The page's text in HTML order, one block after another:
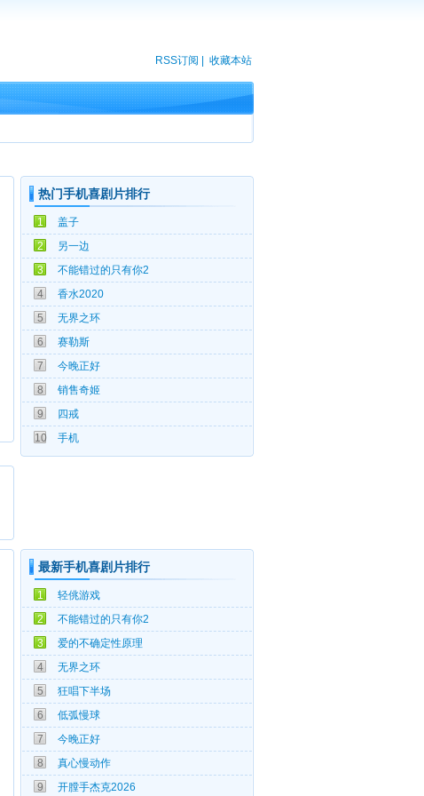
RSS订阅 收藏本站
热门手机喜剧片排行
1 盖子
2 另一边
3 不能错过的只有你2
4 香水2020
5 无界之环
6 赛勒斯
7 今晚正好
8 销售奇姬
9 四戒
10 手机
最新手机喜剧片排行
1 轻佻游戏
2 不能错过的只有你2
3 爱的不确定性原理
4 无界之环
5 狂唱下半场
6 低弧慢球
7 今晚正好
8 真心慢动作
9 开膛手杰克2026